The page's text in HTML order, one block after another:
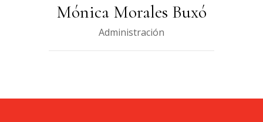
Mónica Morales Buxó
Administración